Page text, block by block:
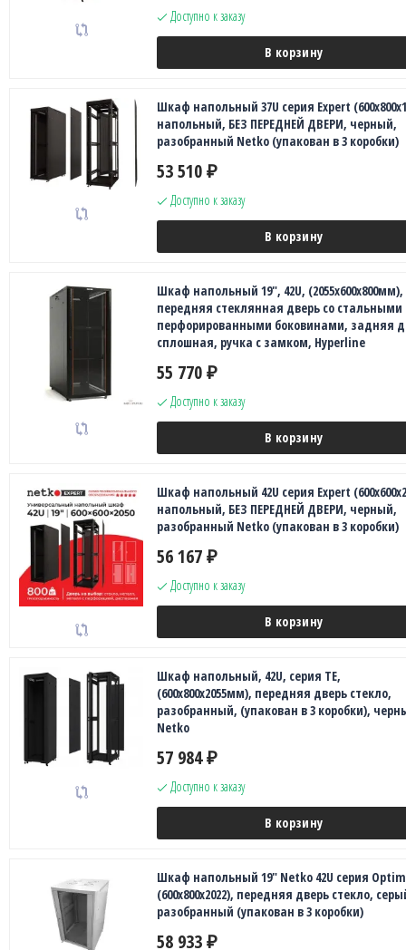
Доступно к заказу
В корзину
Шкаф напольный 37U серия Expert
напольный, БЕЗ ПЕРЕДНЕЙ ДВЕРИ, черный,
разобранный Netko (упакован в 3 коробки)
53 510 ₽
Доступно к заказу
В корзину
Шкаф напольный 19", 42U, (2055x600х800мм),
передняя стеклянная дверь со стальными
перфорированными боковинами, задняя
сплошная, ручка с замком, Hyperline
55 770 ₽
Доступно к заказу
В корзину
Шкаф напольный 42U серия Expert
напольный, БЕЗ ПЕРЕДНЕЙ ДВЕРИ, черный,
разобранный Netko (упакован в 3 коробки)
56 167 ₽
Доступно к заказу
В корзину
Шкаф напольный, 42U, серия TE,
(600х800х2055мм), передняя дверь стекло,
разобранный, (упакован в 3 коробки),
Netko
57 984 ₽
Доступно к заказу
В корзину
Шкаф напольный 19" Netko 42U серия
(600х800х2022), передняя дверь стекло,
разобранный (упакован в 3 коробки)
58 933 ₽